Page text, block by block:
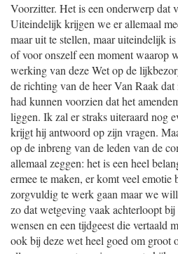
Voorzitter. Het is een onderwerp dat
Uiteindelijk krijgen we er allemaal
maar uit te stellen, maar uiteindelijk
of voor onszelf een moment waarop
werking van deze Wet op de
de richting van de heer Van Raak
had kunnen voorzien dat het
liggen. Ik zal er straks uiteraard nog
krijgt hij antwoord op zijn vragen.
op de inbreng van de leden van de
allemaal zeggen: het is een heel
ermee te maken, er komt veel
zorgvuldig te werk gaan maar we
zo dat wetgeving vaak achterloopt
wensen en een tijdgeest die vertaald
ook bij deze wet heel goed om groot